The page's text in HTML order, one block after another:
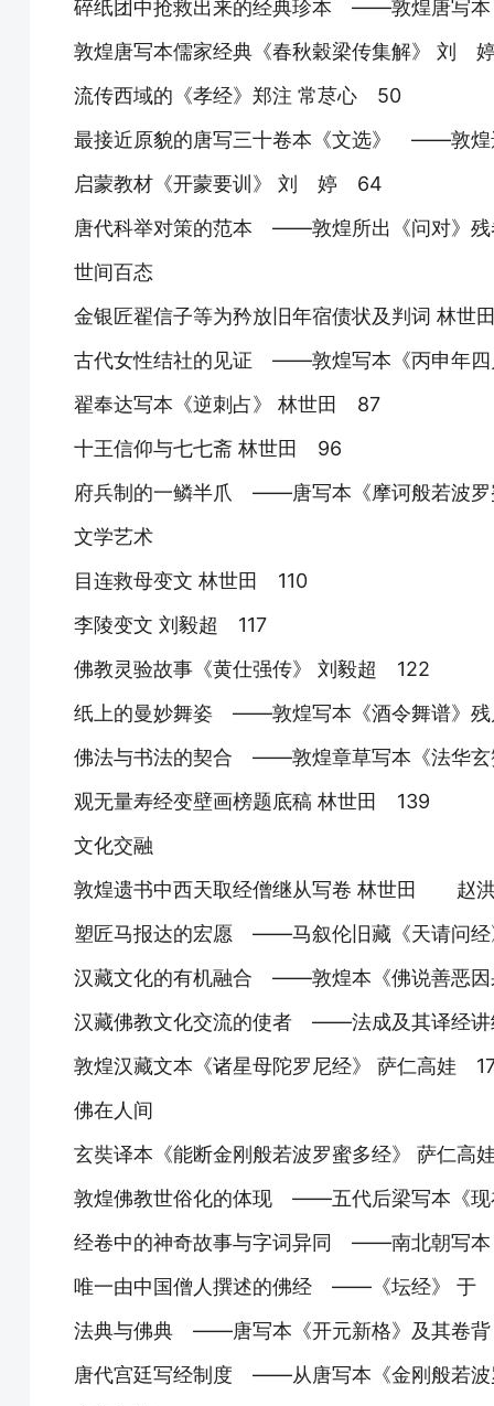
碎纸团中抢救出来的经典珍本 ——敦煌唐写
敦煌唐写本儒家经典《春秋穀梁传集解》 刘
流传西域的《孝经》郑注 常荩心 50
最接近原貌的唐写三十卷本《文选》 ——敦
启蒙教材《开蒙要训》 刘 婷 64
唐代科举对策的范本 ——敦煌所出《问对》
世间百态
金银匠翟信子等为矜放旧年宿债状及判词 林
古代女性结社的见证 ——敦煌写本《丙申年
翟奉达写本《逆刺占》 林世田 87
十王信仰与七七斋 林世田 96
府兵制的一鳞半爪 ——唐写本《摩诃般若波
文学艺术
目连救母变文 林世田 110
李陵变文 刘毅超 117
佛教灵验故事《黄仕强传》 刘毅超 122
纸上的曼妙舞姿 ——敦煌写本《酒令舞谱》
佛法与书法的契合 ——敦煌章草写本《法
观无量寿经变壁画榜题底稿 林世田 139
文化交融
敦煌遗书中西天取经僧继从写卷 林世田 赵
塑匠马报达的宏愿 ——马叙伦旧藏《天请问
汉藏文化的有机融合 ——敦煌本《佛说善恶
汉藏佛教文化交流的使者 ——法成及其译经
敦煌汉藏文本《诸星母陀罗尼经》 萨仁高娃
佛在人间
玄奘译本《能断金刚般若波罗蜜多经》 萨仁
敦煌佛教世俗化的体现 ——五代后梁写本《
经卷中的神奇故事与字词异同 ——南北朝写
唯一由中国僧人撰述的佛经 ——《坛经》
法典与佛典 ——唐写本《开元新格》及其卷
唐代宫廷写经制度 ——从唐写本《金刚般若